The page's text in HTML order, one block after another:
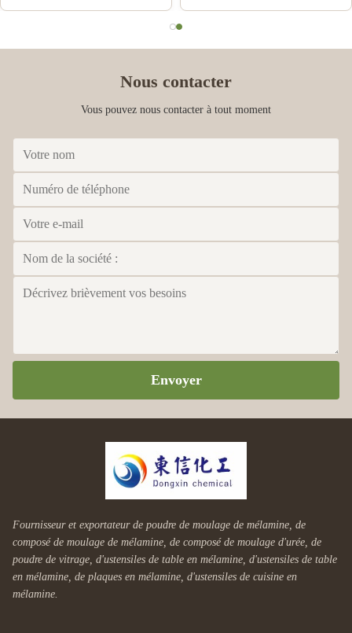
Nous contacter
Vous pouvez nous contacter à tout moment
Envoyer
Fournisseur et exportateur de poudre de moulage de mélamine, de
composé de moulage de mélamine, de composé de moulage d'urée, de
poudre de vitrage, d'ustensiles de table en mélamine, d'ustensiles de table
en mélamine, de plaques en mélamine, d'ustensiles de cuisine en
mélamine.